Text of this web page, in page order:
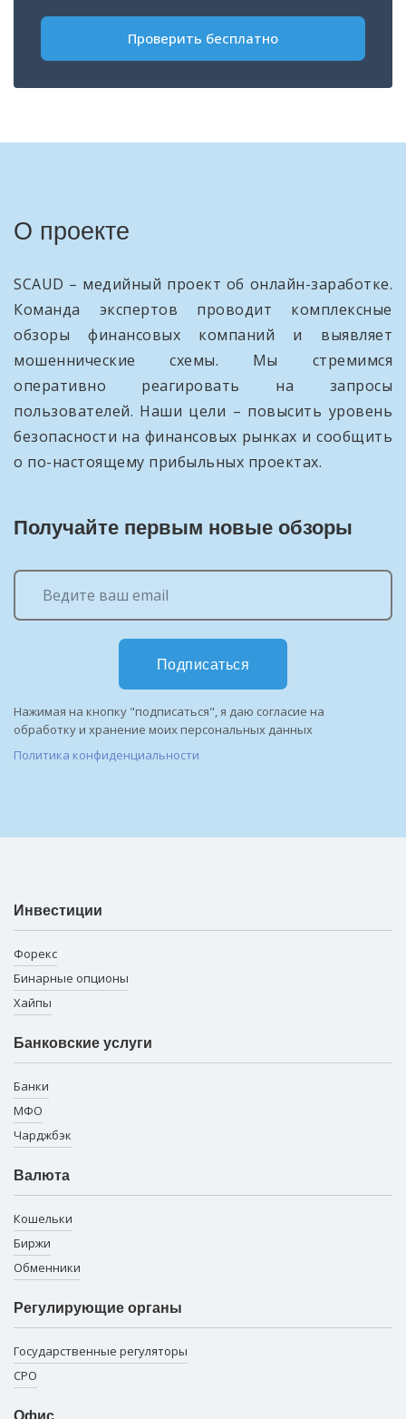
Проверить бесплатно
О проекте
SCAUD – медийный проект об онлайн-заработке.
Команда экспертов проводит комплексные
обзоры финансовых компаний и выявляет
мошеннические схемы. Мы стремимся
оперативно реагировать на запросы
пользователей. Наши цели – повысить уровень
безопасности на финансовых рынках и сообщить
о по-настоящему прибыльных проектах.
Получайте первым новые обзоры
Подписаться
Нажимая на кнопку "подписаться", я даю согласие на
обработку и хранение моих персональных данных
Политика конфиденциальности
Инвестиции
Форекс
Бинарные опционы
Хайпы
Банковские услуги
Банки
МФО
Чарджбэк
Валюта
Кошельки
Биржи
Обменники
Регулирующие органы
Государственные регуляторы
СРО
Офис